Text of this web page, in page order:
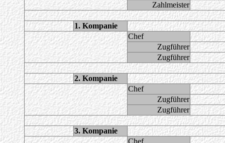
Zahlmeister
1. Kompanie
Chef
Zugführer
Zugführer
2. Kompanie
Chef
Zugführer
Zugführer
3. Kompanie
Chef